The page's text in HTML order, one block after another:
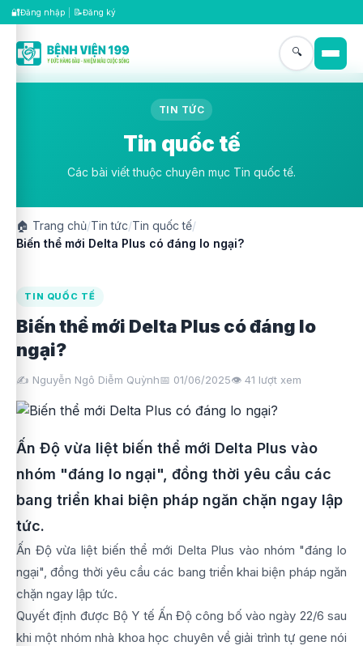
🔐Đăng nhập 📝Đăng ký
🔍
TIN TỨC
Tin quốc tế
Các bài viết thuộc chuyên mục Tin quốc tế.
🏠 Trang chủ/Tin tức/Tin quốc tế/
Biến thể mới Delta Plus có đáng lo ngại?
TIN QUỐC TẾ
Biến thể mới Delta Plus có đáng lo
ngại?
✍️ Nguyễn Ngô Diễm Quỳnh📅 01/06/2025👁️ 41 lượt xem
Ấn Độ vừa liệt biến thể mới Delta Plus vào
nhóm "đáng lo ngại", đồng thời yêu cầu các
bang triển khai biện pháp ngăn chặn ngay lập
tức.
Ấn Độ vừa liệt biến thể mới Delta Plus vào nhóm "đáng lo
ngại", đồng thời yêu cầu các bang triển khai biện pháp ngăn
chặn ngay lập tức.
Quyết định được Bộ Y tế Ấn Độ công bố vào ngày 22/6 sau
khi một nhóm nhà khoa học chuyên về giải trình tự gene nói